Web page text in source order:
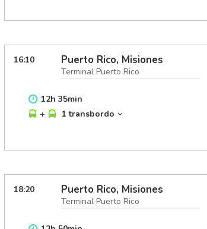
16:10 Puerto Rico, Misiones
Terminal Puerto Rico
12h 35min
+
1 transbordo
18:20 Puerto Rico, Misiones
Terminal Puerto Rico